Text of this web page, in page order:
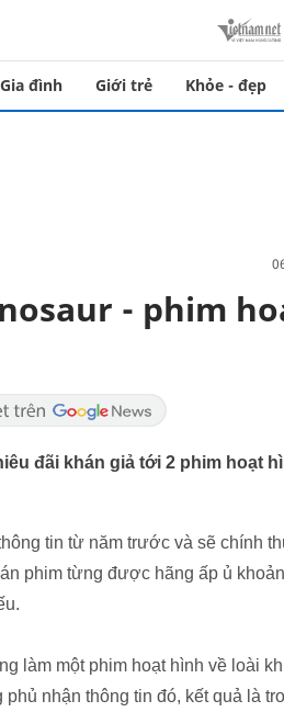
Gia đình Giới trẻ Khỏe - đẹp
- phim
đãi khán giả tới 2 phim hoạt
tin từ năm trước và sẽ chính
phim từng được hãng ấp ủ
làm một phim hoạt hình về loài
nhận thông tin đó, kết quả là